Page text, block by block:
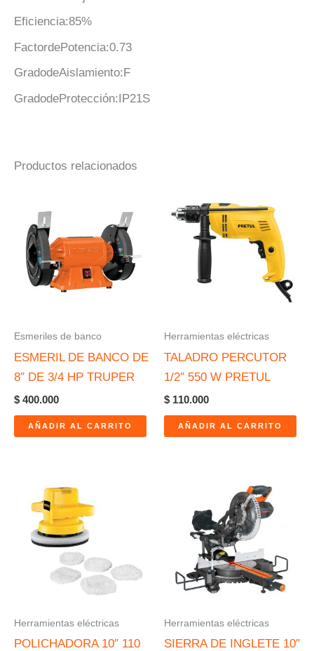
Eficiencia:85%
FactordePotencia:0.73
GradodeAislamiento:F
GradodeProtección:IP21S
Productos relacionados
Esmeriles de banco
ESMERIL DE BANCO DE
8″ DE 3/4 HP TRUPER
$ 400.000
AÑADIR AL CARRITO
Herramientas eléctricas
TALADRO PERCUTOR
1/2″ 550 W PRETUL
$ 110.000
AÑADIR AL CARRITO
Herramientas eléctricas
POLICHADORA 10″ 110
Herramientas eléctricas
SIERRA DE INGLETE 10″